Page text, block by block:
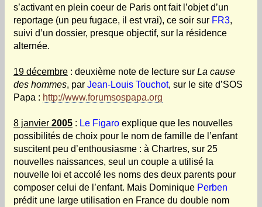
s’activant en plein coeur de Paris ont fait l’objet d’un
reportage (un peu fugace, il est vrai), ce soir sur FR3,
suivi d’un dossier, presque objectif, sur la résidence
alternée.
19 décembre : deuxième note de lecture sur La cause
des hommes, par Jean-Louis Touchot, sur le site d’SOS
Papa : http://www.forumsospapa.org
8 janvier 2005 : Le Figaro explique que les nouvelles
possibilités de choix pour le nom de famille de l’enfant
suscitent peu d’enthousiasme : à Chartres, sur 25
nouvelles naissances, seul un couple a utilisé la
nouvelle loi et accolé les noms des deux parents pour
composer celui de l’enfant. Mais Dominique Perben
prédit une large utilisation en France du double nom